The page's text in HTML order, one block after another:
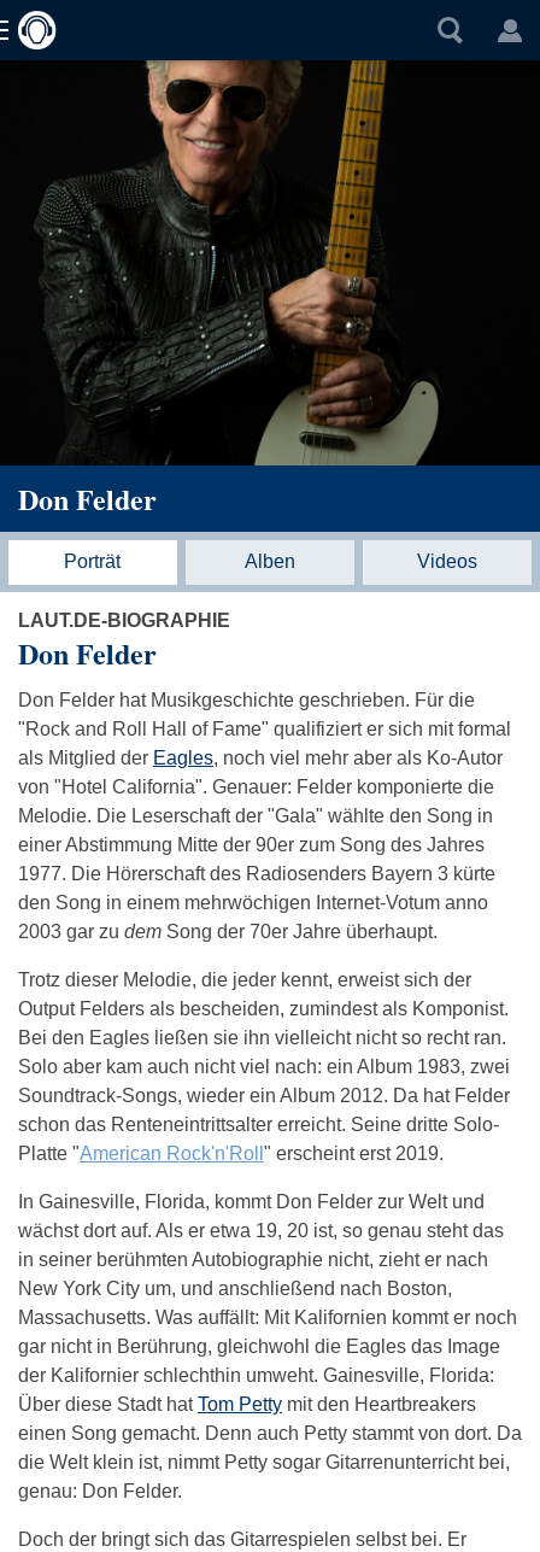
Don Felder
Porträt Alben Videos
LAUT.DE-BIOGRAPHIE
Don Felder
Don Felder hat Musikgeschichte geschrieben. Für die
"Rock and Roll Hall of Fame" qualifiziert er sich mit formal
als Mitglied der Eagles, noch viel mehr aber als Ko-Autor
von "Hotel California". Genauer: Felder komponierte die
Melodie. Die Leserschaft der "Gala" wählte den Song in
einer Abstimmung Mitte der 90er zum Song des Jahres
1977. Die Hörerschaft des Radiosenders Bayern 3 kürte
den Song in einem mehrwöchigen Internet-Votum anno
2003 gar zu dem Song der 70er Jahre überhaupt.
Trotz dieser Melodie, die jeder kennt, erweist sich der
Output Felders als bescheiden, zumindest als Komponist.
Bei den Eagles ließen sie ihn vielleicht nicht so recht ran.
Solo aber kam auch nicht viel nach: ein Album 1983, zwei
Soundtrack-Songs, wieder ein Album 2012. Da hat Felder
schon das Renteneintrittsalter erreicht. Seine dritte Solo-
Platte "American Rock'n'Roll " erscheint erst 2019.
In Gainesville, Florida, kommt Don Felder zur Welt und
wächst dort auf. Als er etwa 19, 20 ist, so genau steht das
in seiner berühmten Autobiographie nicht, zieht er nach
New York City um, und anschließend nach Boston,
Massachusetts. Was auffällt: Mit Kalifornien kommt er noch
gar nicht in Berührung, gleichwohl die Eagles das Image
der Kalifornier schlechthin umweht. Gainesville, Florida:
Über diese Stadt hatTom Petty mit den Heartbreakers
einen Song gemacht. Denn auch Petty stammt von dort. Da
die Welt klein ist, nimmt Petty sogar Gitarrenunterricht bei,
genau: Don Felder.
Doch der bringt sich das Gitarrespielen selbst bei. Er